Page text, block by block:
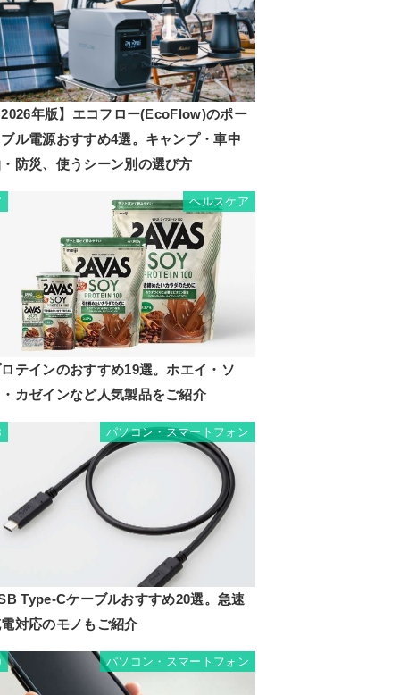
年版】エコフロー(EcoFlow)のポー
ル電源おすすめ4選。キャンプ・車中
防災、使うシーン別の選び方
ヘルスケア
テインのおすすめ19選。ホエイ・ソ
カゼインなど人気製品をご紹介
パソコン・スマートフォン
Type-Cケーブルおすすめ20選。急速
対応のモノもご紹介
パソコン・スマートフォン